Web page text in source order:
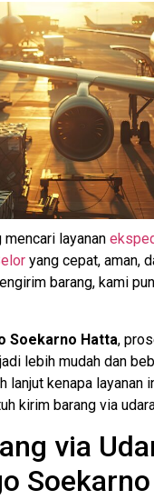
mencari layanan
yang cepat, aman,
barang, kami
Soekarno Hatta,
lebih mudah dan
lanjut kenapa layanan
kirim barang via
via